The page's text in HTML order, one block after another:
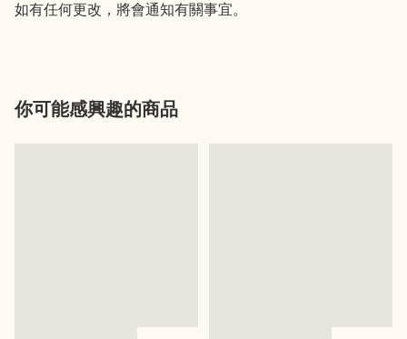
如有任何更改，將會通知有關事宜。
你可能感興趣的商品